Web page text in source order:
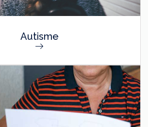
Autisme